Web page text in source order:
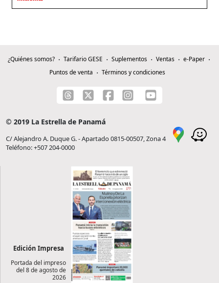
¿Quiénes somos? Tarifario GESE Suplementos Ventas
e-Paper
Puntos de venta
Términos y condiciones
© 2019 La Estrella de Panamá
C/ Alejandro A. Duque G. - Apartado 0815-00507, Zona 4
Teléfono: +507 204-0000
Edición Impresa
Portada del impreso
del 8 de agosto de
2026